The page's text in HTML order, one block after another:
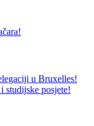
u Bruxelles!
studijske posjete!